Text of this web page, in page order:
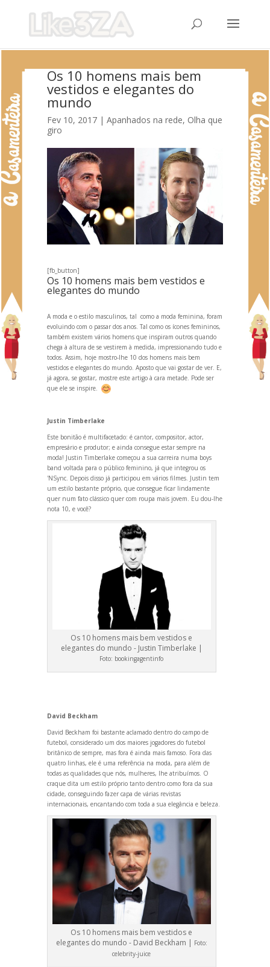
Os 10 homens mais bem
vestidos e elegantes do
mundo
Fev 10, 2017| Apanhados na rede, Olha que
giro
[fb_button]
Os 10 homens mais bem vestidos e
elegantes do mundo
A moda e o estilo masculinos, tal como a moda feminina, foram
evoluindo com o passar dos anos. Tal como os ícones femininos,
também existem vários homens que inspiram outros quando
chega à altura de se vestirem à medida, impressionando tudo e
todos. Assim, hoje mostro-lhe 10 dos homens mais bem
vestidos e elegantes do mundo. Aposto que vai gostar de ver. E,
já agora, se gostar, mostre este artigo à cara metade. Pode ser
que ele se inspire.
Justin Timberlake
Este bonitão é multifacetado: é cantor, compositor, actor,
empresário e produtor; e ainda consegue estar sempre na
moda! Justin Timberlake começou a sua carreira numa boys
band voltada para o público feminino, já que integrou os
'NSync. Depois disso já participou em vários filmes. Justin tem
um estilo bastante próprio, que consegue ficar lindamente
quer num fato clássico quer com roupa mais jovem. Eu dou-lhe
nota 10, e você?
Os 10 homens mais bem vestidos e
elegantes do mundo - Justin Timberlake |
Foto: bookingagentinfo
David Beckham
David Beckham foi bastante aclamado dentro do campo de
futebol, considerado um dos maiores jogadores do futebol
britânico de sempre, mas fora é ainda mais famoso. Fora das
quatro linhas, ele é uma referência na moda, para além de
todas as qualidades que nós, mulheres, lhe atribuímos. O
craque dita um estilo próprio tanto dentro como fora da sua
cidade, conseguindo fazer capa de várias revistas
internacionais, encantando com toda a sua elegância e beleza.
Os 10 homens mais bem vestidos e
elegantes do mundo - David Beckham | Foto:
celebrity-juice